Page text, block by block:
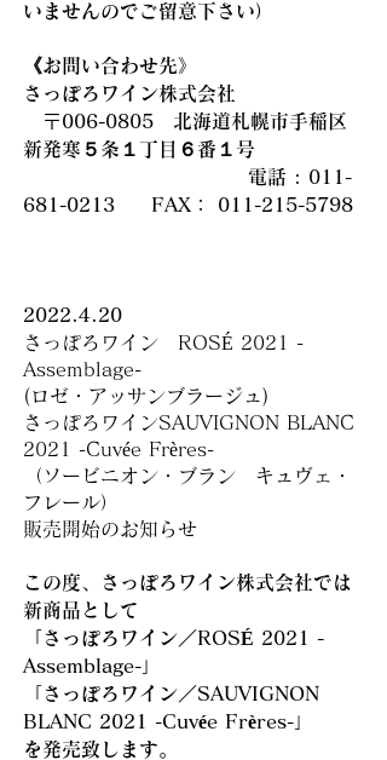
いませんのでご留意下さい）
《お問い合わせ先》
さっぽろワイン株式会社
〒006-0805 北海道札幌市手稲区
新発寒５条１丁目６番１号
電話 : 011-
681-0213 FAX： 011-215-5798
2022.4.20
さっぽろワイン ROSÉ 2021 -
Assemblage-
(ロゼ・アッサンブラージュ)
さっぽろワインSAUVIGNON BLANC
2021 -Cuvée Frères-
（ソービニオン・ブラン キュヴェ・
フレール）
販売開始のお知らせ
この度、さっぽろワイン株式会社では
新商品として
「さっぽろワイン／ROSÉ 2021 -
Assemblage-」
「さっぽろワイン／SAUVIGNON
BLANC 2021 -Cuvée Frères-」
を発売致します。